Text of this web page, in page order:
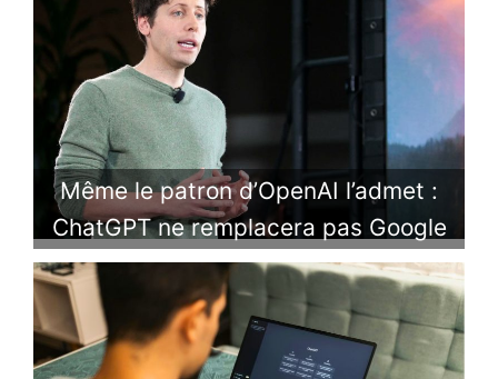
Même le patron d’OpenAI l’admet :
ChatGPT ne remplacera pas Google